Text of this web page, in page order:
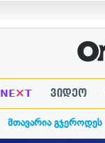
NE×T ვიდეო
მთავარია გჯეროდეს